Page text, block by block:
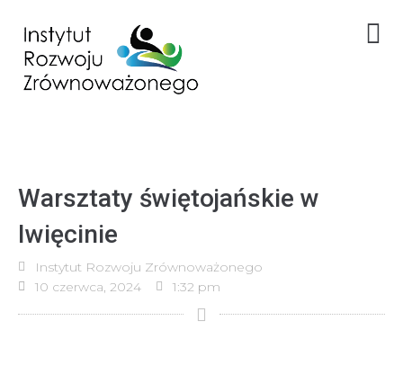
Warsztaty świętojańskie w
Iwięcinie
Instytut Rozwoju Zrównoważonego
10 czerwca, 2024
1:32 pm